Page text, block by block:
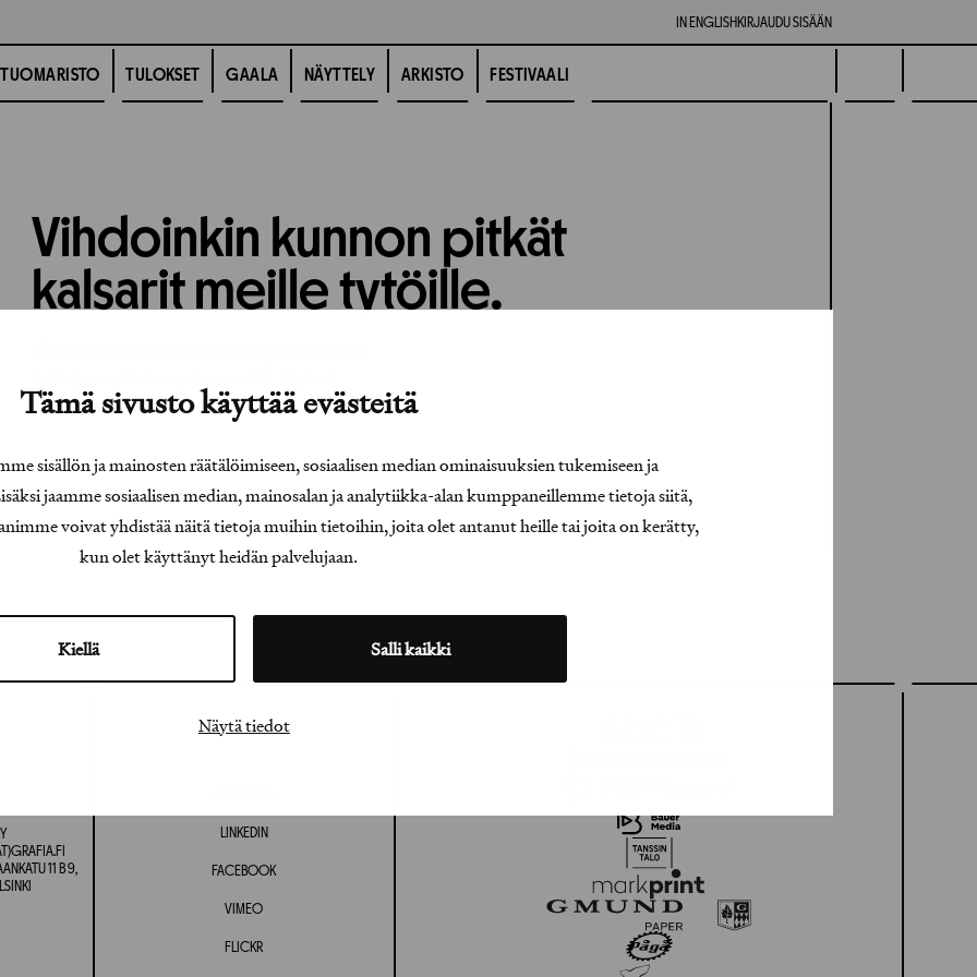
Tämä sivusto käyttää evästeitä
sisällön ja mainosten räätälöimiseen, sosiaalisen median ominaisuuksien tukemiseen ja
jaamme sosiaalisen median, mainosalan ja analytiikka-alan kumppaneillemme tietoja siitä,
voivat yhdistää näitä tietoja muihin tietoihin, joita olet antanut heille tai joita on kerätty,
kun olet käyttänyt heidän palvelujaan.
Kiellä Salli kaikki
Näytä tiedot
IN ENGLISH KIRJAUDU SISÄÄN
TUOMARISTO TULOKSET GAALA NÄYTTELY ARKISTO FESTIVAALI
Vihdoinkin kunnon pitkät
kalsarit meille tytöille.
11 B 9,
LINKEDIN
FACEBOOK
VIMEO
FLICKR